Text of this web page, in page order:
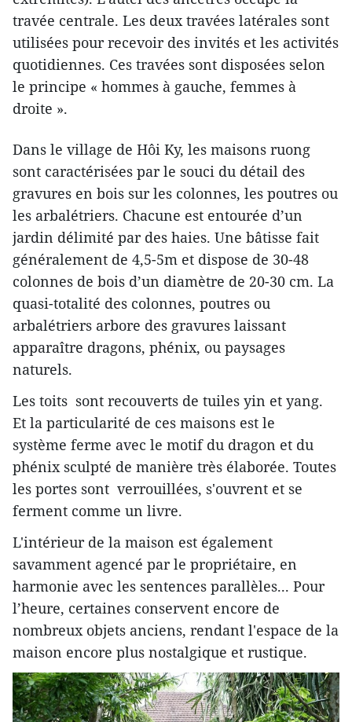
travée centrale. Les deux travées latérales sont
utilisées pour recevoir des invités et les activités
quotidiennes. Ces travées sont disposées selon
le principe « hommes à gauche, femmes à
droite ».
Dans le village de Hôi Ky, les maisons ruong
sont caractérisées par le souci du détail des
gravures en bois sur les colonnes, les poutres ou
les arbalétriers. Chacune est entourée d’un
jardin délimité par des haies. Une bâtisse fait
généralement de 4,5-5m et dispose de 30-48
colonnes de bois d’un diamètre de 20-30 cm. La
quasi-totalité des colonnes, poutres ou
arbalétriers arbore des gravures laissant
apparaître dragons, phénix, ou paysages
naturels.
Les toits sont recouverts de tuiles yin et yang.
Et la particularité de ces maisons est le
système ferme avec le motif du dragon et du
phénix sculpté de manière très élaborée. Toutes
les portes sont verrouillées, s'ouvrent et se
ferment comme un livre.
L'intérieur de la maison est également
savamment agencé par le propriétaire, en
harmonie avec les sentences parallèles... Pour
l’heure, certaines conservent encore de
nombreux objets anciens, rendant l'espace de la
maison encore plus nostalgique et rustique.